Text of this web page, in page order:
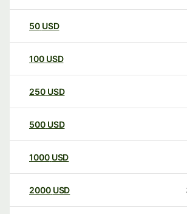
50 USD
100 USD
250 USD
500 USD
1000 USD
2000 USD